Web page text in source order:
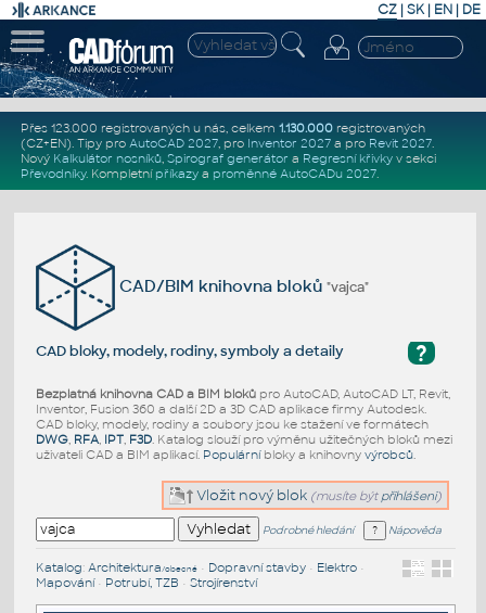
CZ | SK| EN | DE
Přes 123.000 registrovaných u nás, celkem 1.130.000registrovaných
(CZ+EN). Tipy pro AutoCAD 2027, pro Inventor 2027a pro Revit 2027.
Nový Kalkulátor nosníků, Spirograf generátor a Regresní křivkyv sekci
Převodníky. Kompletní příkazya proměnné AutoCADu 2027.
CAD/BIM knihovna bloků"vajca"
?
CAD bloky, modely, rodiny, symboly a detaily
Bezplatná knihovna CAD a BIM blokůpro AutoCAD, AutoCAD LT, Revit,
Inventor, Fusion 360 a další 2D a 3D CAD aplikace firmy Autodesk.
CAD bloky, modely, rodiny a soubory jsou ke stažení ve formátech
DWG, RFA, IPT, F3D. Katalog slouží pro výměnu užitečných bloků mezi
uživateli CAD a BIM aplikací. Populárníbloky a knihovny výrobců.
Vložit nový blok (musíte být přihlášeni)
Podrobné hledání Nápověda
Katalog: Architektura/obecné• Dopravní stavby• Elektro•
Mapování• Potrubí, TZB • Strojírenství